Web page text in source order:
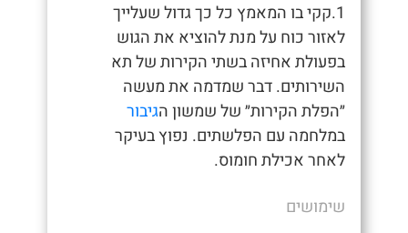
1.קקי בו המאמץ כל כך גדול שעלייך
לאזור כוח על מנת להוציא את הגוש
בפעולת אחיזה בשתי הקירות של תא
השירותים. דבר שמדמה את מעשה
״הפלת הקירות״ של שמשון הגיבור
במלחמה עם הפלשתים. נפוץ בעיקר
לאחר אכילת חומוס.
שימושים